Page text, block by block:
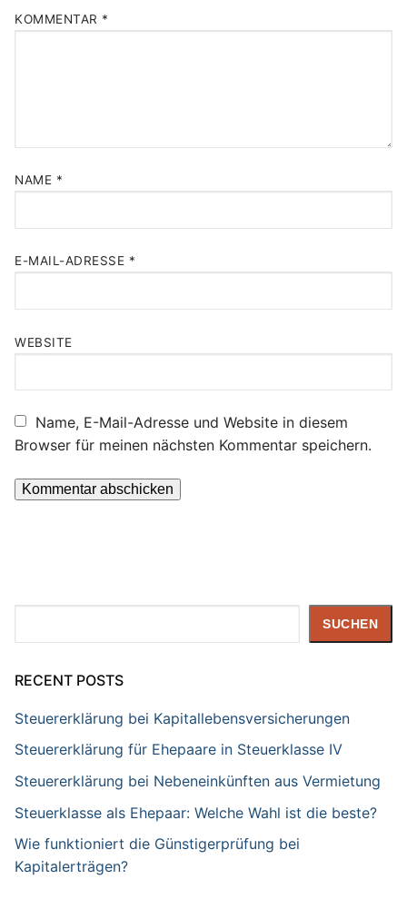
KOMMENTAR *
NAME *
E-MAIL-ADRESSE *
WEBSITE
Name, E-Mail-Adresse und Website in diesem
Browser für meinen nächsten Kommentar speichern.
SUCHEN
RECENT POSTS
Steuererklärung bei Kapitallebensversicherungen
Steuererklärung für Ehepaare in Steuerklasse IV
Steuererklärung bei Nebeneinkünften aus Vermietung
Steuerklasse als Ehepaar: Welche Wahl ist die beste?
Wie funktioniert die Günstigerprüfung bei
Kapitalerträgen?